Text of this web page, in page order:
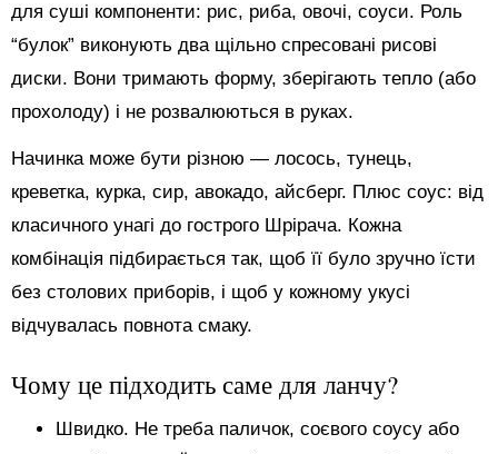
для суші компоненти: рис, риба, овочі, соуси. Роль
“булок” виконують два щільно спресовані рисові
диски. Вони тримають форму, зберігають тепло (або
прохолоду) і не розвалюються в руках.
Начинка може бути різною — лосось, тунець,
креветка, курка, сир, авокадо, айсберг. Плюс соус: від
класичного унагі до гострого Шрірача. Кожна
комбінація підбирається так, щоб її було зручно їсти
без столових приборів, і щоб у кожному укусі
відчувалась повнота смаку.
Чому це підходить саме для ланчу?
Швидко. Не треба паличок, соєвого соусу або